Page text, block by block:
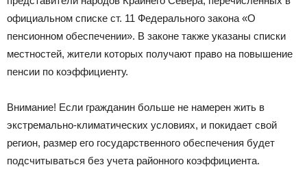
официальном списке ст. 11 Федерального закона «О
пенсионном обеспечении». В законе также указаны списки
местностей, жители которых получают право на повышение
пенсии по коэффициенту.
Внимание! Если гражданин больше не намерен жить в
экстремально-климатических условиях, и покидает свой
регион, размер его государственного обеспечения будет
подсчитываться без учета районного коэффициента.